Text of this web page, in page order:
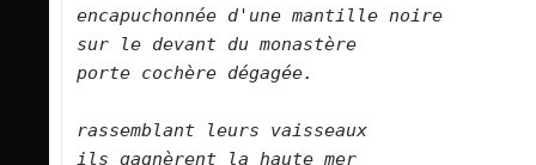
encapuchonnée d'une mantille noire
sur le devant du monastère
porte cochère dégagée.
rassemblant leurs vaisseaux
ils gagnèrent la haute mer